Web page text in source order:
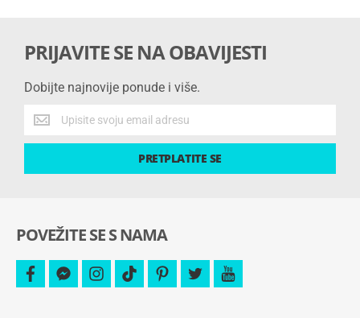
PRIJAVITE SE NA OBAVIJESTI
Dobijte najnovije ponude i više.
Dobijte
najnovije
ponude
PRETPLATITE SE
POVEŽITE SE S NAMA
facebookfacebook-
messenger
instagram
tiktokpinterest
twitteryoutube